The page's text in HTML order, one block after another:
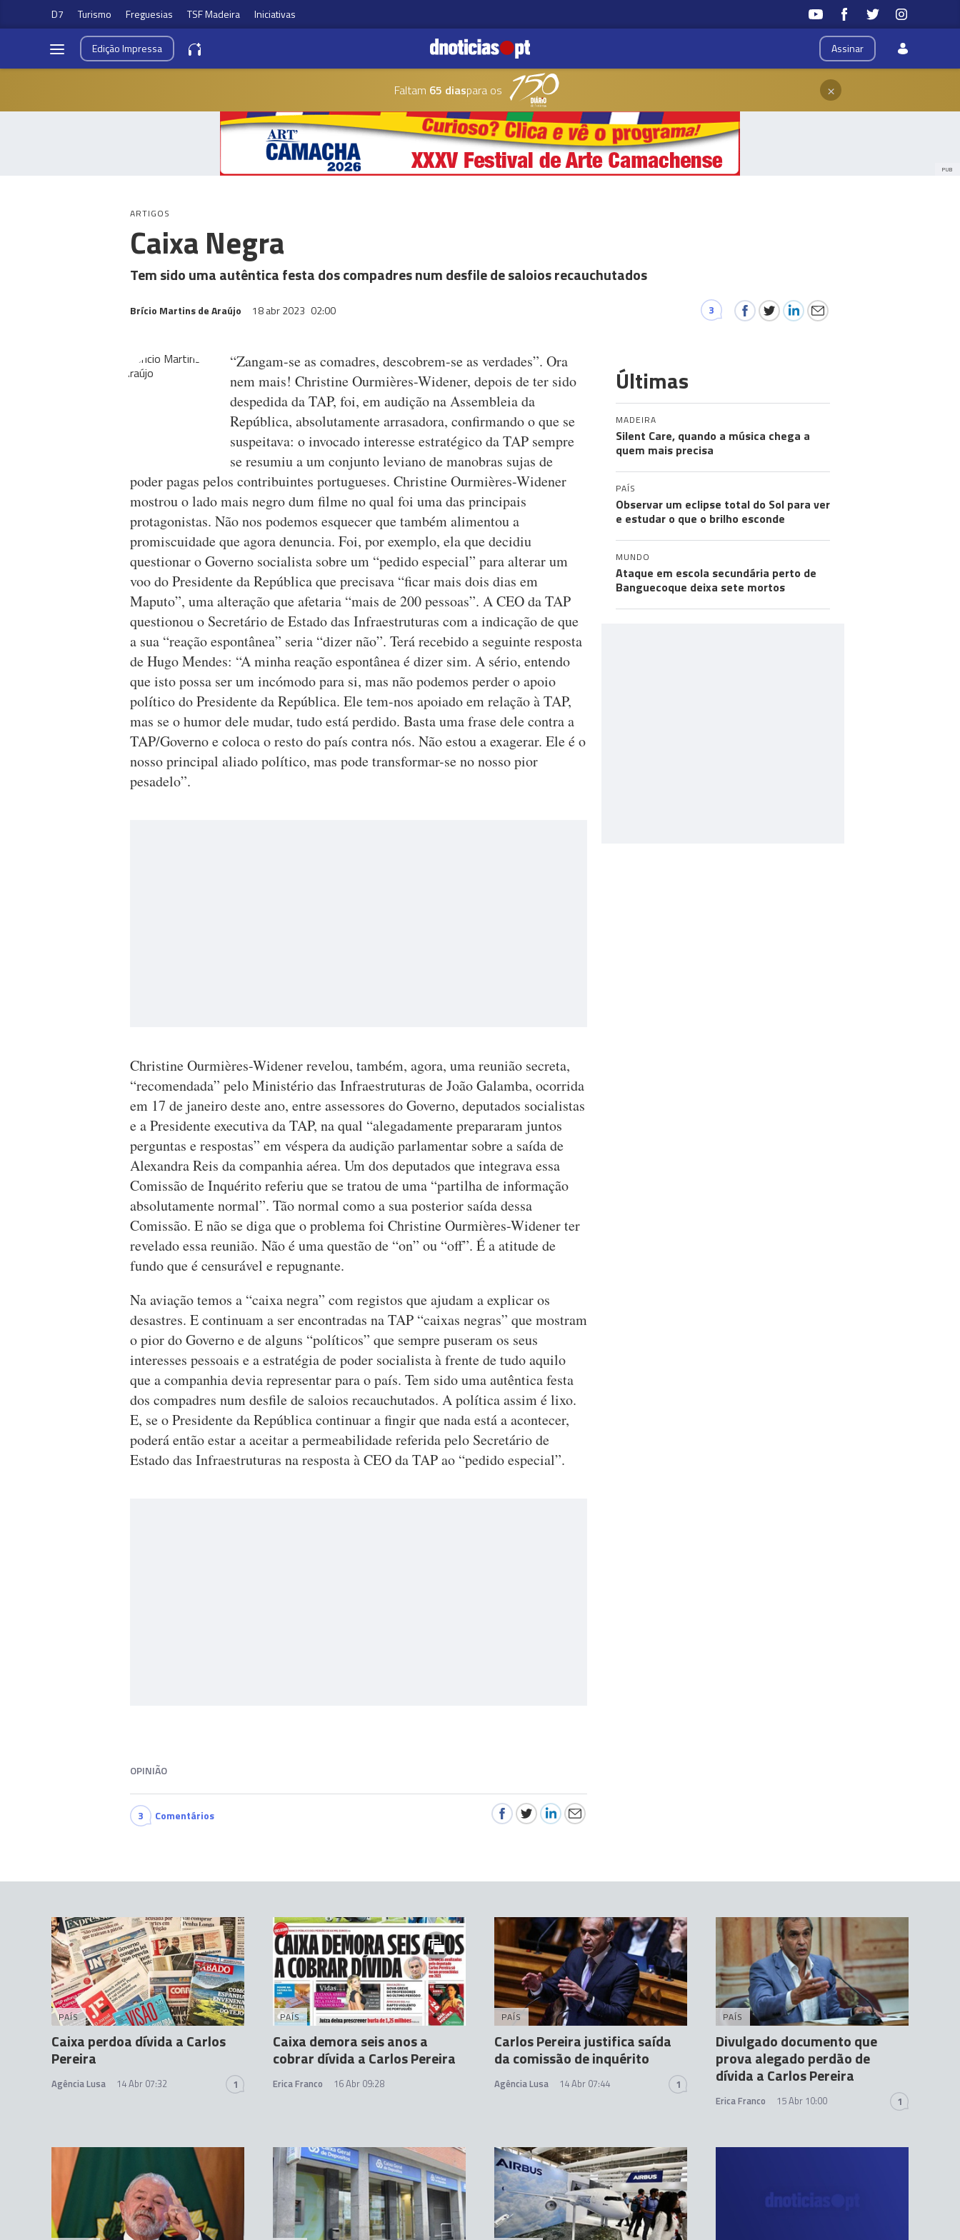
D7 Turismo Freguesias TSF Madeira Iniciativas
Assinar
EdiçãoImpressa
Faltam 65 diaspara os ×
PUB
ARTIGOS
Caixa Negra
Tem sido uma autêntica festa dos compadres num desfile de saloios recauchutados
Brício Martins de Araújo 18 abr 2023 02:00 3
“Zangam-se as comadres, descobrem-se as verdades”. Ora
nem mais! Christine Ourmières-Widener, depois de ter sido
despedida da TAP, foi, em audição na Assembleia da
República, absolutamente arrasadora, confirmando o que se
suspeitava: o invocado interesse estratégico da TAP sempre
se resumiu a um conjunto leviano de manobras sujas de
poder pagas pelos contribuintes portugueses. Christine Ourmières-Widener
mostrou o lado mais negro dum filme no qual foi uma das principais
protagonistas. Não nos podemos esquecer que também alimentou a
promiscuidade que agora denuncia. Foi, por exemplo, ela que decidiu
questionar o Governo socialista sobre um “pedido especial” para alterar um
voo do Presidente da República que precisava “ficar mais dois dias em
Maputo”, uma alteração que afetaria “mais de 200 pessoas”. A CEO da TAP
questionou o Secretário de Estado das Infraestruturas com a indicação de que
a sua “reação espontânea” seria “dizer não”. Terá recebido a seguinte resposta
de Hugo Mendes: “A minha reação espontânea é dizer sim. A sério, entendo
que isto possa ser um incómodo para si, mas não podemos perder o apoio
político do Presidente da República. Ele tem-nos apoiado em relação à TAP,
mas se o humor dele mudar, tudo está perdido. Basta uma frase dele contra a
TAP/Governo e coloca o resto do país contra nós. Não estou a exagerar. Ele é o
nosso principal aliado político, mas pode transformar-se no nosso pior
pesadelo”.
Christine Ourmières-Widener revelou, também, agora, uma reunião secreta,
“recomendada” pelo Ministério das Infraestruturas de João Galamba, ocorrida
em 17 de janeiro deste ano, entre assessores do Governo, deputados socialistas
e a Presidente executiva da TAP, na qual “alegadamente prepararam juntos
perguntas e respostas” em véspera da audição parlamentar sobre a saída de
Alexandra Reis da companhia aérea. Um dos deputados que integrava essa
Comissão de Inquérito referiu que se tratou de uma “partilha de informação
absolutamente normal”. Tão normal como a sua posterior saída dessa
Comissão. E não se diga que o problema foi Christine Ourmières-Widener ter
revelado essa reunião. Não é uma questão de “on” ou “off”. É a atitude de
fundo que é censurável e repugnante.
Na aviação temos a “caixa negra” com registos que ajudam a explicar os
desastres. E continuam a ser encontradas na TAP “caixas negras” que mostram
o pior do Governo e de alguns “políticos” que sempre puseram os seus
interesses pessoais e a estratégia de poder socialista à frente de tudo aquilo
que a companhia devia representar para o país. Tem sido uma autêntica festa
dos compadres num desfile de saloios recauchutados. A política assim é lixo.
E, se o Presidente da República continuar a fingir que nada está a acontecer,
poderá então estar a aceitar a permeabilidade referida pelo Secretário de
Estado das Infraestruturas na resposta à CEO da TAP ao “pedido especial”.
OPINIÃO
3 Comentários
Últimas
MADEIRA
Silent Care, quando a música chega a
quem mais precisa
PAÍS
Observar um eclipse total do Sol para ver
e estudar o que o brilho esconde
MUNDO
Ataque em escola secundária perto de
Banguecoque deixa sete mortos
PAÍS
Caixa perdoa dívida a Carlos
Pereira
Agência Lusa 14 Abr 07:32 1
PAÍS
Caixa demora seis anos a
cobrar dívida a Carlos Pereira
Erica Franco 16 Abr 09:28
PAÍS
Carlos Pereira justifica saída
da comissão de inquérito
Agência Lusa 14 Abr 07:44 1
PAÍS
Divulgado documento que
prova alegado perdão de
dívida a Carlos Pereira
Erica Franco 15 Abr 10:00 1